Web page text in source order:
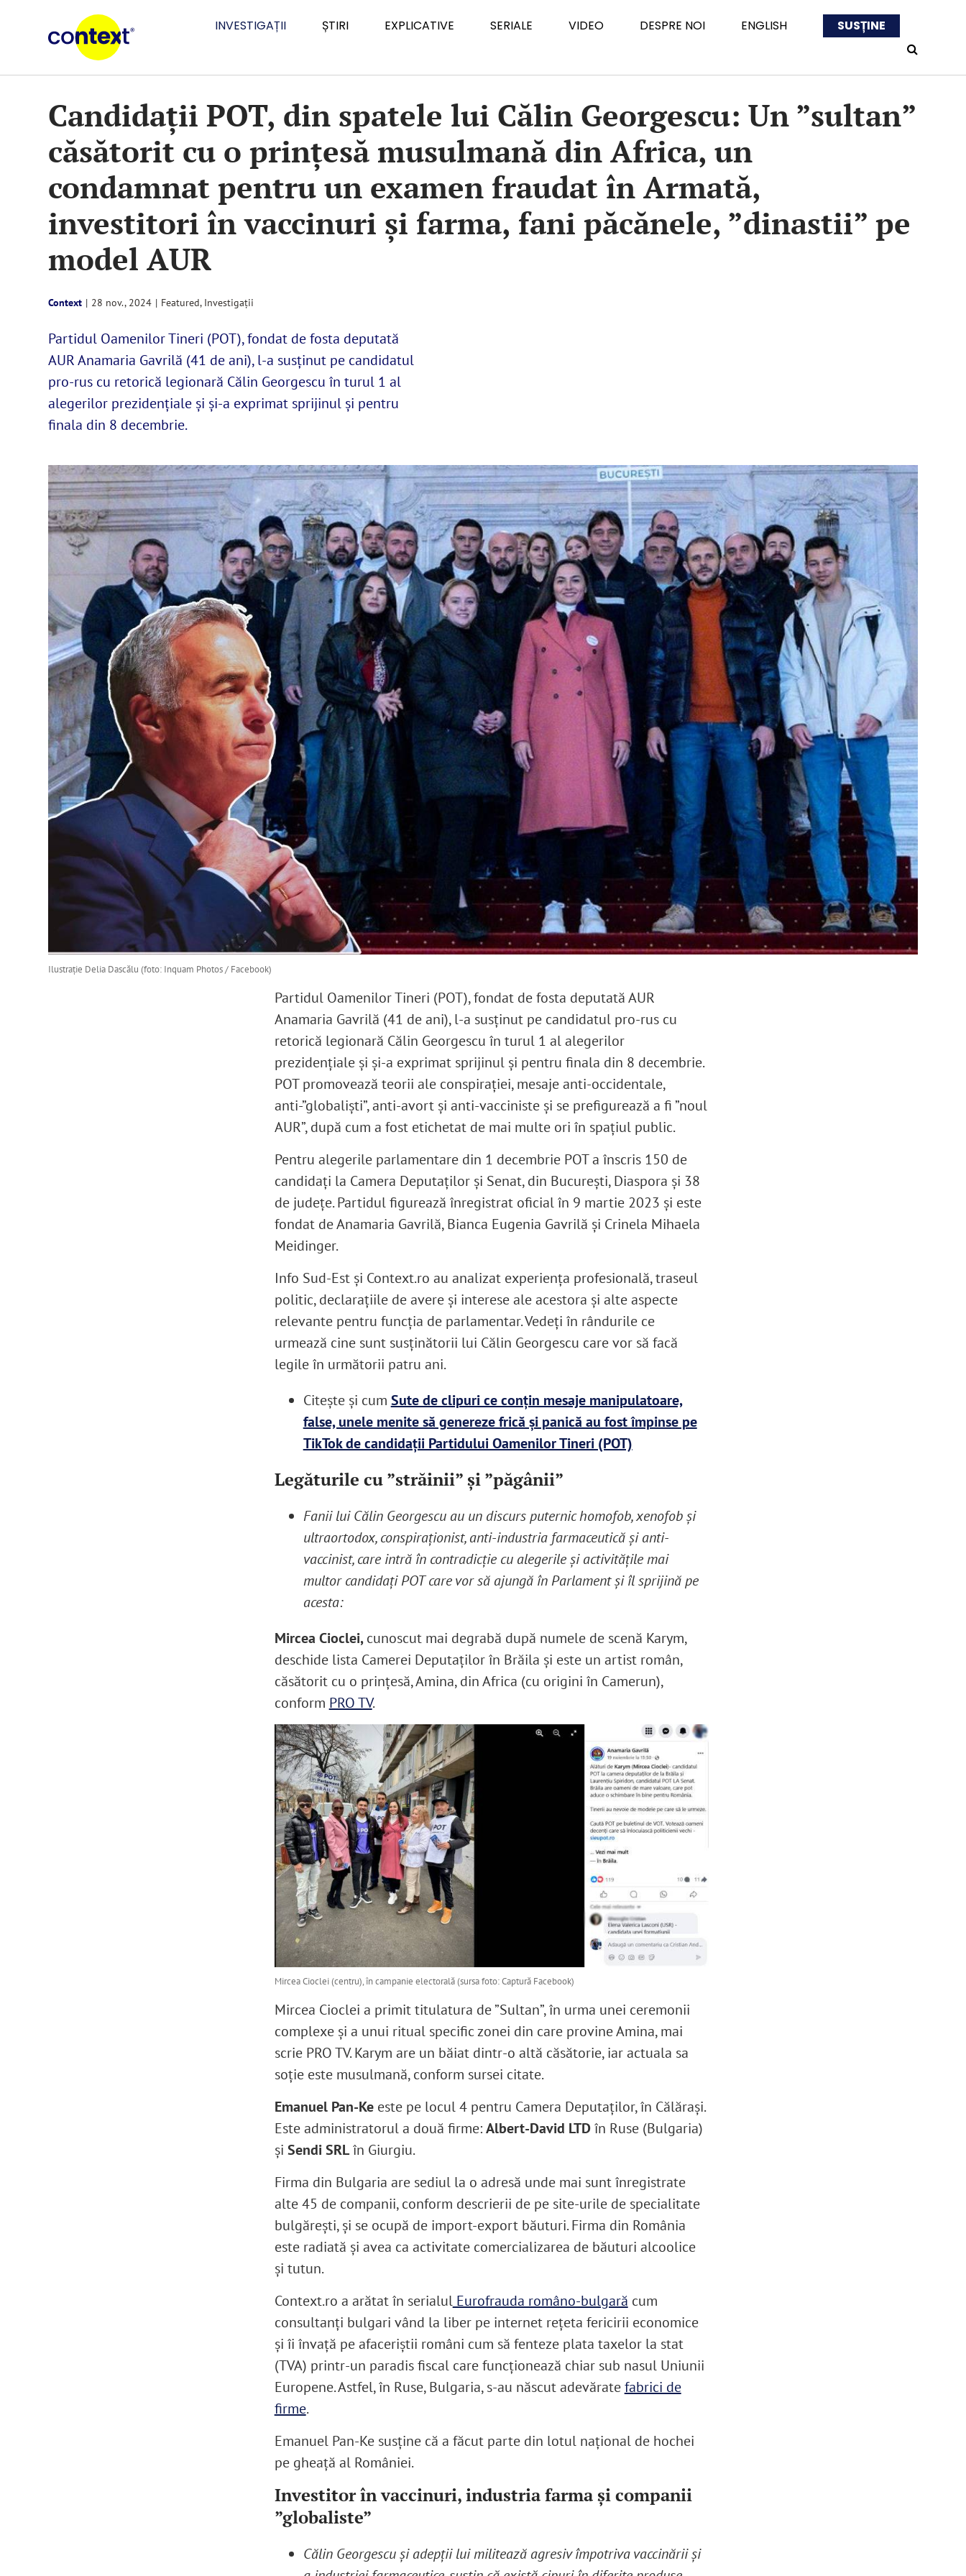
INVESTIGAȚII ȘTIRI EXPLICATIVE SERIALE VIDEO DESPRE NOI ENGLISH SUSȚINE
Candidații POT, din spatele lui Călin Georgescu: Un ”sultan”
căsătorit cu o prințesă musulmană din Africa, un
condamnat pentru un examen fraudat în Armată,
investitori în vaccinuri și farma, fani păcănele, ”dinastii” pe
model AUR
Context | 28 nov., 2024 | Featured, Investigații
Partidul Oamenilor Tineri (POT), fondat de fosta deputată
AUR Anamaria Gavrilă (41 de ani), l-a susținut pe candidatul
pro-rus cu retorică legionară Călin Georgescu în turul 1 al
alegerilor prezidențiale și și-a exprimat sprijinul și pentru
finala din 8 decembrie.
Ilustrație Delia Dascălu (foto: Inquam Photos / Facebook)
Partidul Oamenilor Tineri (POT), fondat de fosta deputată AUR
Anamaria Gavrilă (41 de ani), l-a susținut pe candidatul pro-rus cu
retorică legionară Călin Georgescu în turul 1 al alegerilor
prezidențiale și și-a exprimat sprijinul și pentru finala din 8 decembrie.
POT promovează teorii ale conspirației, mesaje anti-occidentale,
anti-”globaliști”, anti-avort și anti-vacciniste și se prefigurează a fi ”noul
AUR”, după cum a fost etichetat de mai multe ori în spațiul public.
Pentru alegerile parlamentare din 1 decembrie POT a înscris 150 de
candidați la Camera Deputaților și Senat, din București, Diaspora și 38
de județe. Partidul figurează înregistrat oficial în 9 martie 2023 și este
fondat de Anamaria Gavrilă, Bianca Eugenia Gavrilă și Crinela Mihaela
Meidinger.
Info Sud-Est și Context.ro au analizat experiența profesională, traseul
politic, declarațiile de avere și interese ale acestora și alte aspecte
relevante pentru funcția de parlamentar. Vedeți în rândurile ce
urmează cine sunt susținătorii lui Călin Georgescu care vor să facă
legile în următorii patru ani.
Citește și cum Sute de clipuri ce conțin mesaje manipulatoare,
false, unele menite să genereze frică și panică au fost împinse pe
TikTok de candidații Partidului Oamenilor Tineri (POT)
Legăturile cu ”străinii” și ”păgânii”
Fanii lui Călin Georgescu au un discurs puternic homofob, xenofob și
ultraortodox, conspiraționist, anti-industria farmaceutică și anti-
vaccinist, care intră în contradicție cu alegerile și activitățile mai
multor candidați POT care vor să ajungă în Parlament și îl sprijină pe
acesta:
Mircea Cioclei,cunoscut mai degrabă după numele de scenă Karym,
deschide lista Camerei Deputaților în Brăila și este un artist român,
căsătorit cu o prințesă, Amina, din Africa (cu origini în Camerun),
conform PRO TV.
Mircea Cioclei (centru), în campanie electorală (sursa foto: Captură Facebook)
Mircea Cioclei a primit titulatura de ”Sultan”, în urma unei ceremonii
complexe și a unui ritual specific zonei din care provine Amina, mai
scrie PRO TV. Karym are un băiat dintr-o altă căsătorie, iar actuala sa
soție este musulmană, conform sursei citate.
Emanuel Pan-Keeste pe locul 4 pentru Camera Deputaților, în Călărași.
Este administratorul a două firme:Albert-David LTDîn Ruse (Bulgaria)
și Sendi SRLîn Giurgiu.
Firma din Bulgaria are sediul la o adresă unde mai sunt înregistrate
alte 45 de companii, conform descrierii de pe site-urile de specialitate
bulgărești, și se ocupă de import-export băuturi. Firma din România
este radiată și avea ca activitate comercializarea de băuturi alcoolice
și tutun.
Context.ro a arătat în serialulEurofrauda româno-bulgară cum
consultanți bulgari vând la liber pe internet rețeta fericirii economice
și îi învață pe afaceriștii români cum să fenteze plata taxelor la stat
(TVA) printr-un paradis fiscal care funcționează chiar sub nasul Uniunii
Europene. Astfel, în Ruse, Bulgaria, s-au născut adevăratefabrici de
firme.
Emanuel Pan-Ke susține că a făcut parte din lotul național de hochei
pe gheață al României.
Investitor în vaccinuri, industria farma și companii
”globaliste”
Călin Georgescu și adepții lui militează agresiv împotriva vaccinării și